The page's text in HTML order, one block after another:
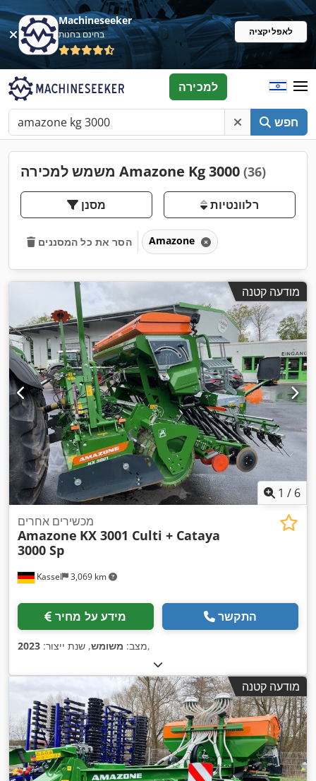
Machineseeker
בחינם בחנות לאפליקציה
חפש
למכירה
משמש למכירה Amazone Kg 3000 (36)
מסנן רלוונטיות
הסר את כל המסננים Amazone
מודעה קטנה
1 / 6
Kassel 3,069 km
מכשירים אחרים
Amazone KX 3001 Culti + Cataya
3000 Sp
מידע על מחיר התקשר
מצב: משומש, שנת ייצור: 2023 ,
מודעה קטנה